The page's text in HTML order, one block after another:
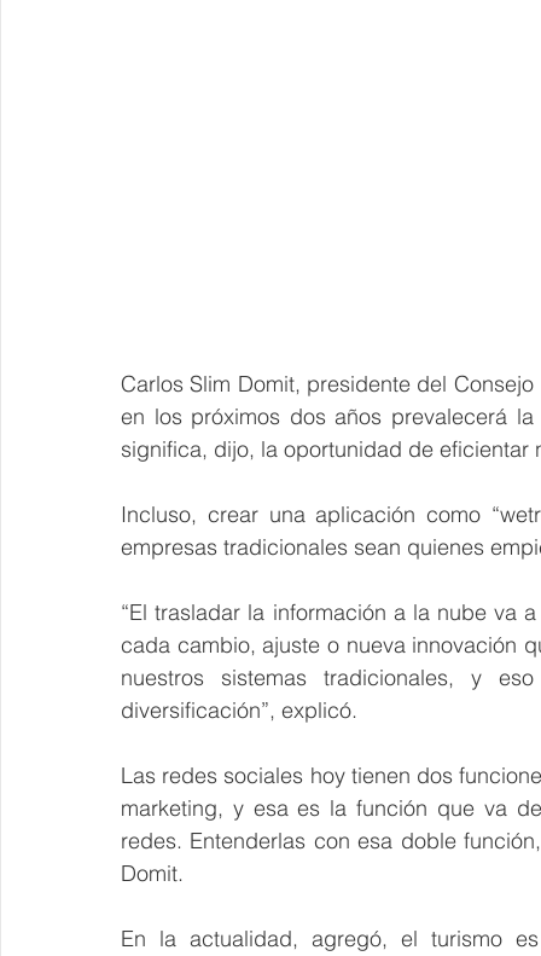
Carlos Slim Domit, presidente del
en los próximos dos años prevalecerá
significa, dijo, la oportunidad de
Incluso, crear una aplicación como
empresas tradicionales sean quienes
“El trasladar la información a la nube va
cada cambio, ajuste o nueva innovación
nuestros sistemas tradicionales, y
diversificación”, explicó.
Las redes sociales hoy tienen dos
marketing, y esa es la función que va
redes. Entenderlas con esa doble
Domit.
En la actualidad, agregó, el turismo